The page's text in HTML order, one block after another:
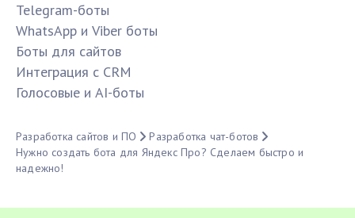
Telegram-боты
WhatsApp и Viber боты
Боты для сайтов
Интеграция с CRM
Голосовые и AI-боты
Разработка сайтов и ПО
Разработка чат-ботов
Нужно создать бота для Яндекс Про? Сделаем быстро и
надежно!